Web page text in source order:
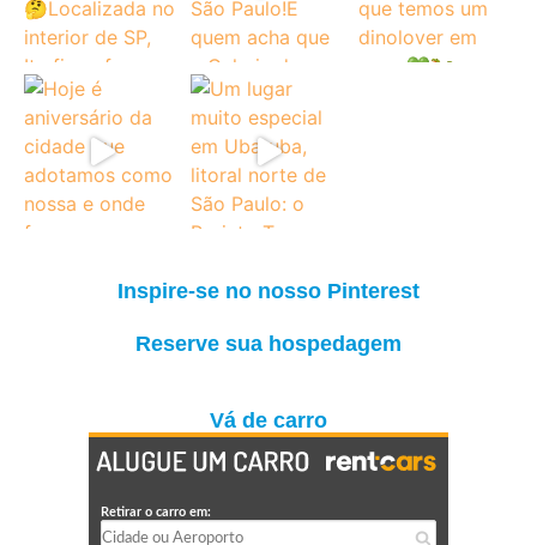
Inspire-se no nosso Pinterest
Reserve sua hospedagem
Vá de carro